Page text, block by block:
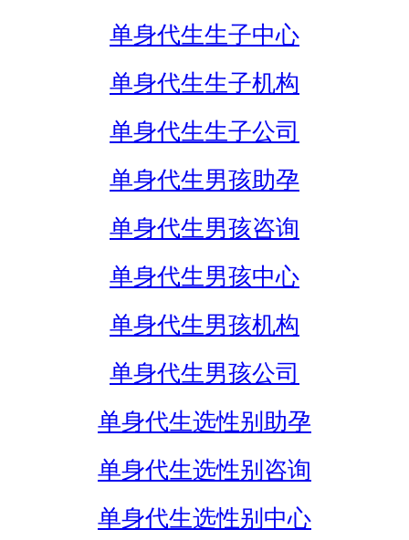
单身代生生子中心
单身代生生子机构
单身代生生子公司
单身代生男孩助孕
单身代生男孩咨询
单身代生男孩中心
单身代生男孩机构
单身代生男孩公司
单身代生选性别助孕
单身代生选性别咨询
单身代生选性别中心